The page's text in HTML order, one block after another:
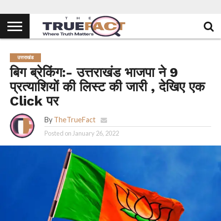
उत्तराखंड
बिग ब्रेकिंग:- उत्तराखंड भाजपा ने 9
प्रत्याशियों की लिस्ट की जारी , देखिए एक
Click पर
By TheTrueFact
Posted on January 26, 2022